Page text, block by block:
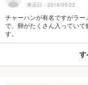
来店日：2016/05/22
チャーハンが有名ですがラ
で、卵がたくさん入ってい
す。